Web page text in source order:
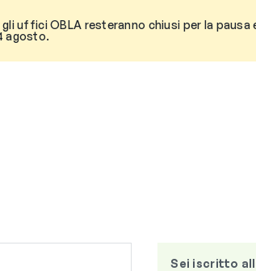
uffici OBLA resteranno chiusi per la
agosto.
Sei iscritto